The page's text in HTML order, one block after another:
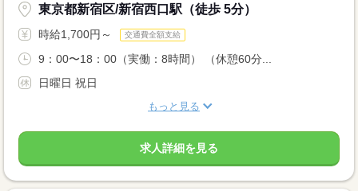
東京都新宿区/新宿西口駅（徒歩 5分）
時給1,700円～ 交通費全額支給
9：00〜18：00（実働：8時間） （休憩60分...
日曜日 祝日
もっと見る
求人詳細を見る